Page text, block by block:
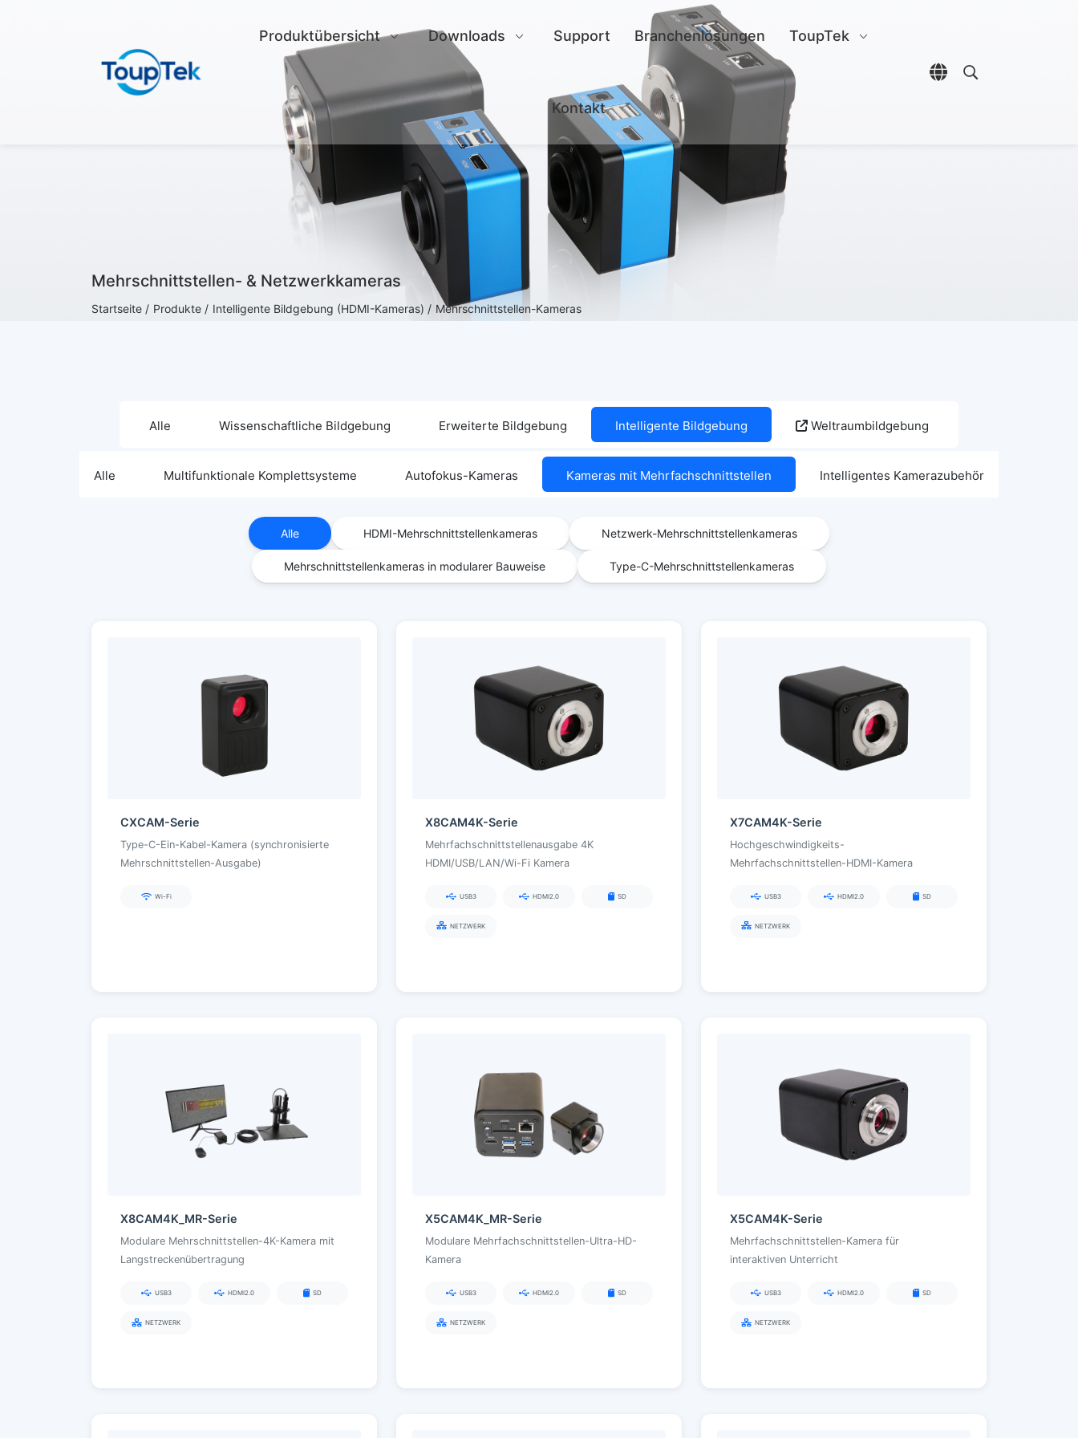
Produktübersicht Downloads Support Branchenlösungen ToupTek
Kontakt
Sprachauswahl
Open search
Mehrschnittstellen- & Netzwerkkameras
Startseite / Produkte / Intelligente Bildgebung (HDMI-Kameras) / Mehrschnittstellen-Kameras
Alle Wissenschaftliche Bildgebung Erweiterte Bildgebung Intelligente Bildgebung Weltraumbildgebung
Alle Multifunktionale Komplettsysteme Autofokus-Kameras Kameras mit Mehrfachschnittstellen Intelligentes Kamerazubehör
Alle HDMI-Mehrschnittstellenkameras Netzwerk-Mehrschnittstellenkameras
Mehrschnittstellenkameras in modularer Bauweise Type-C-Mehrschnittstellenkameras
CXCAM-Serie
Type-C-Ein-Kabel-Kamera (synchronisierte
Mehrschnittstellen-Ausgabe)
Wi-Fi
X8CAM4K-Serie
Mehrfachschnittstellenausgabe 4K
HDMI/USB/LAN/Wi-Fi Kamera
USB3 HDMI2.0 SD
NETZWERK
X7CAM4K-Serie
Hochgeschwindigkeits-
Mehrfachschnittstellen-HDMI-Kamera
USB3 HDMI2.0 SD
NETZWERK
X8CAM4K_MR-Serie
Modulare Mehrschnittstellen-4K-Kamera mit
Langstreckenübertragung
USB3 HDMI2.0 SD
NETZWERK
X5CAM4K_MR-Serie
Modulare Mehrfachschnittstellen-Ultra-HD-
Kamera
USB3 HDMI2.0 SD
NETZWERK
X5CAM4K-Serie
Mehrfachschnittstellen-Kamera für
interaktiven Unterricht
USB3 HDMI2.0 SD
NETZWERK